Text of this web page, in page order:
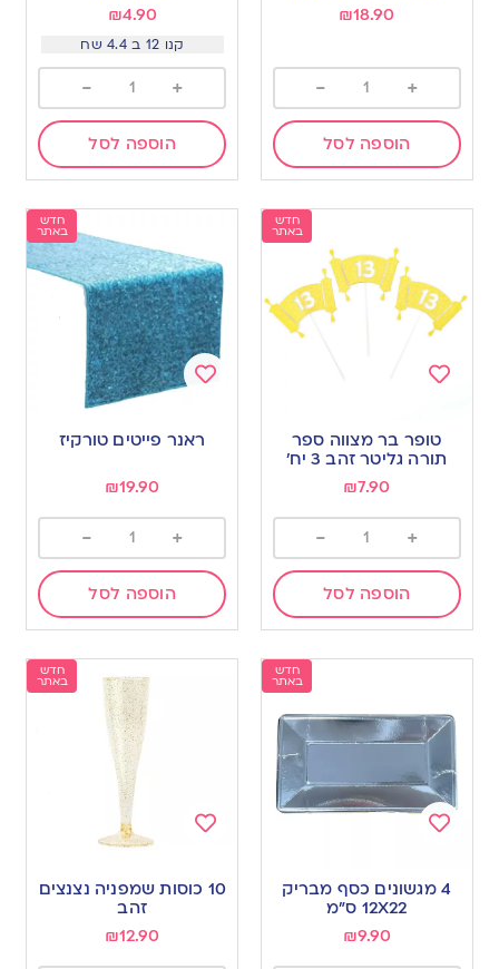
₪18.90
+
-
הוספה לסל
₪4.90
קנו 12 ב 4.4 שח
+
-
הוספה לסל
חדש
באתר
wishlist
טופר בר מצווה ספר
תורה גליטר זהב 3 יח’
₪7.90
+
-
הוספה לסל
חדש
באתר
wishlist
ראנר פייטים טורקיז
₪19.90
+
-
הוספה לסל
חדש
באתר
to
wishlist
4 מגשונים כסף מבריק
12X22 ס”מ
₪9.90
חדש
באתר
to 10 כוסות שמפניה נצנצים
זהב
₪12.90